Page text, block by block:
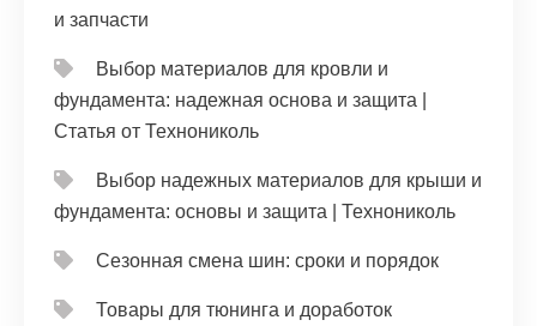
и запчасти
Выбор материалов для кровли и
фундамента: надежная основа и защита |
Статья от Технониколь
Выбор надежных материалов для крыши и
фундамента: основы и защита | Технониколь
Сезонная смена шин: сроки и порядок
Товары для тюнинга и доработок